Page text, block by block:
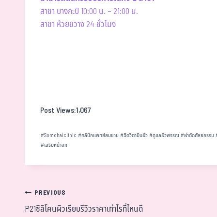
สาขา บางกะปิ 10:00 น. – 21:00 น.
สาขา ห้วยขวาง 24 ชั่วโมง
Post Views:1,067
#Somchaiclinic #คลินิกแพทย์สมชาย #ฉีดวิตามินผิว#ดูแลผิวพรรณ#ผ่าตัดศัลยกรรม
#เสริมหน้าอก
PREVIOUS
P21ซิลิโคนผิวเรียบรีวิวราคาเท่าไรที่ไหนดี